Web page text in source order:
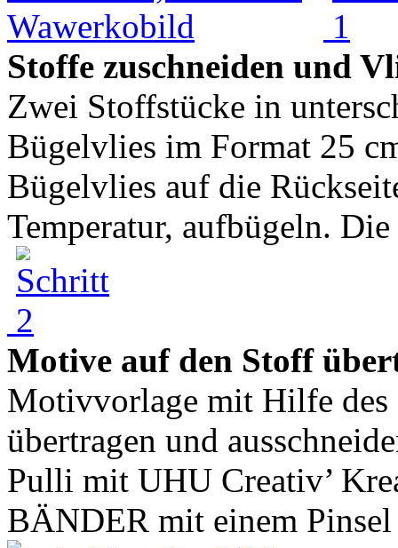
Stoffe zuschneiden und
Zwei Stoffstücke in
Bügelvlies im Format 25
Bügelvlies auf die
Temperatur, aufbügeln.
Motive auf den Stoff
Motivvorlage mit Hilfe des
übertragen und
Pulli mit UHU Creativ’
BÄNDER mit einem Pinsel